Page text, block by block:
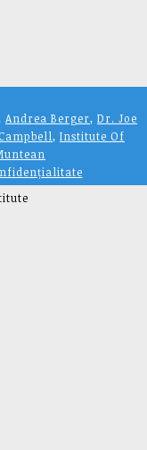
Andrea Berger, Dr. Joe
, Institute Of